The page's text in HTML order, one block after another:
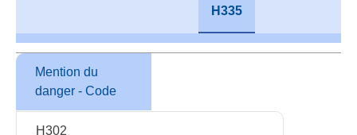
H335
Mention du
danger - Code
H302